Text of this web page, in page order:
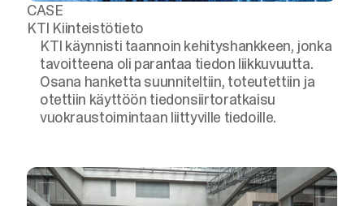
CASE
KTI Kiinteistötieto
KTI käynnisti taannoin kehityshankkeen, jonka
tavoitteena oli parantaa tiedon liikkuvuutta.
Osana hanketta suunniteltiin, toteutettiin ja
otettiin käyttöön tiedonsiirtoratkaisu
vuokraustoimintaan liittyville tiedoille.